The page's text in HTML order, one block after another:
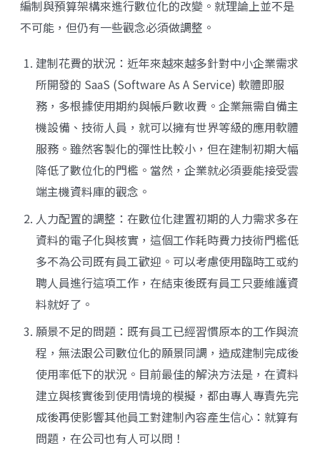
編制與預算架構來進行數位化的改變。就理論上並不是
不可能，但仍有一些觀念必須做調整。
建制花費的狀況：近年來越來越多針對中小企業需求
所開發的 SaaS (Software As A Service) 軟體即服
務，多根據使用期約與帳戶數收費。企業無需自備主
機設備、技術人員，就可以擁有世界等級的應用軟體
服務。雖然客製化的彈性比較小，但在建制初期大幅
降低了數位化的門檻。當然，企業就必須要能接受雲
端主機資料庫的觀念。
人力配置的調整：在數位化建置初期的人力需求多在
資料的電子化與核實，這個工作耗時費力技術門檻低
多不為公司既有員工歡迎。可以考慮使用臨時工或約
聘人員進行這項工作，在結束後既有員工只要維護資
料就好了。
願景不足的問題：既有員工已經習慣原本的工作與流
程，無法跟公司數位化的願景同調，造成建制完成後
使用率低下的狀況。目前最佳的解決方法是，在資料
建立與核實後到使用情境的模擬，都由專人專責先完
成後再使影響其他員工對建制內容產生信心：就算有
問題，在公司也有人可以問！